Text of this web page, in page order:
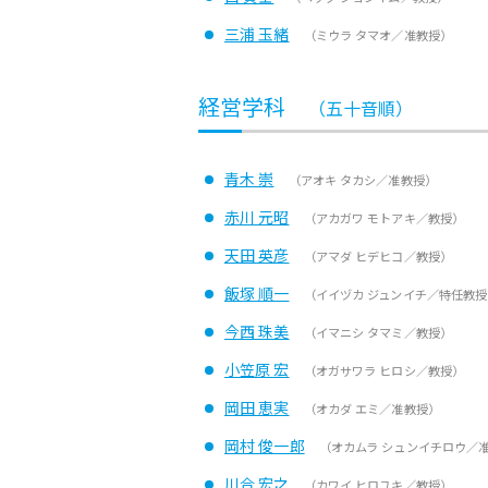
三浦 玉緒 （ミウラ タマオ／准教授）
経営学科 （五十音順）
青木 崇 （アオキ タカシ／准教授）
赤川 元昭 （アカガワ モトアキ／教授）
天田 英彦 （アマダ ヒデヒコ／教授）
飯塚 順一 （イイヅカ ジュンイチ／特任教授
今西 珠美 （イマニシ タマミ／教授）
小笠原 宏 （オガサワラ ヒロシ／教授）
岡田 恵実 （オカダ エミ／准教授）
岡村 俊一郎 （オカムラ シュンイチロウ／
川合 宏之